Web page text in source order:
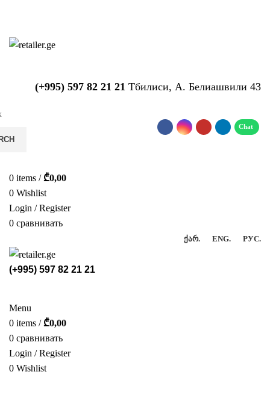
(+995) 597 82 21 21 Тбилиси, А. Белиашвили 43
0 items / ₾0,00
0 Wishlist
Login / Register
0 сравнивать
ᲥᲐᲠ. ENG. РУС.
(+995) 597 82 21 21
Menu
0 items / ₾0,00
0 сравнивать
Login / Register
0 Wishlist